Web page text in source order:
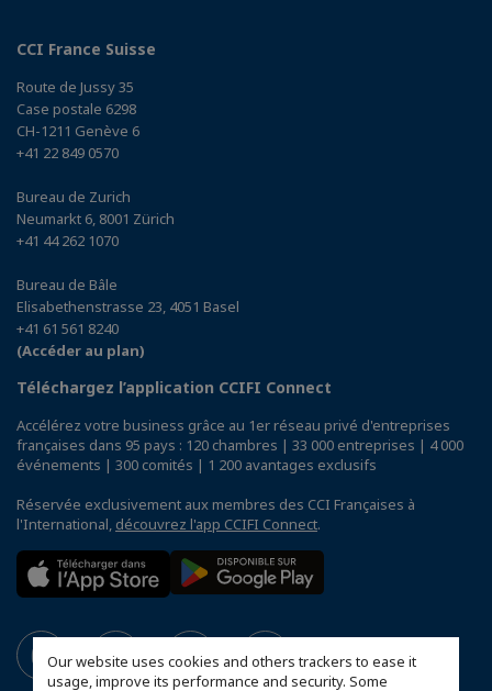
Our website uses cookies and others trackers to ease it
usage, improve its performance and security. Some
CCI France Suisse
Route de Jussy 35
Case postale 6298
CH-1211 Genève 6
+41 22 849 0570
Bureau de Zurich
Neumarkt 6, 8001 Zürich
+41 44 262 1070
Bureau de Bâle
Elisabethenstrasse 23, 4051 Basel
+41 61 561 8240
(Accéder au plan)
Téléchargez l’application CCIFI Connect
Accélérez votre business grâce au 1er réseau privé d'entreprises
françaises dans 95 pays : 120 chambres | 33 000 entreprises | 4 000
événements | 300 comités | 1 200 avantages exclusifs
Réservée exclusivement aux membres des CCI Françaises à
l'International, découvrez l'app CCIFI Connect.